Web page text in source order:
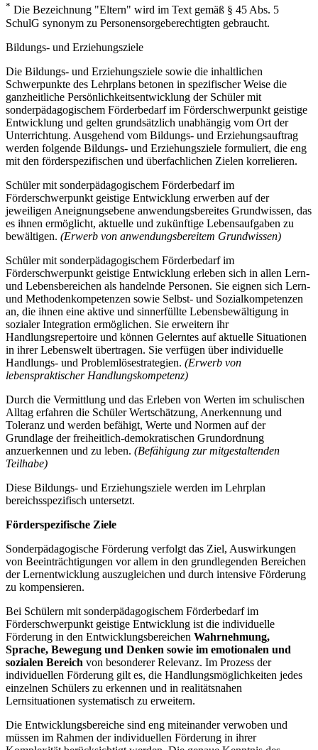
* Die Bezeichnung "Eltern" wird im Text gemäß § 45 Abs. 5
SchulG synonym zu Personensorgeberechtigten gebraucht.
Bildungs- und Erziehungsziele
Die Bildungs- und Erziehungsziele sowie die inhaltlichen
Schwerpunkte des Lehrplans betonen in spezifischer Weise die
ganzheitliche Persönlichkeitsentwicklung der Schüler mit
sonderpädagogischem Förderbedarf im Förderschwerpunkt geistige
Entwicklung und gelten grundsätzlich unabhängig vom Ort der
Unterrichtung. Ausgehend vom Bildungs- und Erziehungsauftrag
werden folgende Bildungs- und Erziehungsziele formuliert, die eng
mit den förderspezifischen und überfachlichen Zielen korrelieren.
Schüler mit sonderpädagogischem Förderbedarf im
Förderschwerpunkt geistige Entwicklung erwerben auf der
jeweiligen Aneignungsebene anwendungsbereites Grundwissen, das
es ihnen ermöglicht, aktuelle und zukünftige Lebensaufgaben zu
bewältigen. (Erwerb von anwendungsbereitem Grundwissen)
Schüler mit sonderpädagogischem Förderbedarf im
Förderschwerpunkt geistige Entwicklung erleben sich in allen Lern-
und Lebensbereichen als handelnde Personen. Sie eignen sich Lern-
und Methodenkompetenzen sowie Selbst- und Sozialkompetenzen
an, die ihnen eine aktive und sinnerfüllte Lebensbewältigung in
sozialer Integration ermöglichen. Sie erweitern ihr
Handlungsrepertoire und können Gelerntes auf aktuelle Situationen
in ihrer Lebenswelt übertragen. Sie verfügen über individuelle
Handlungs- und Problemlösestrategien. (Erwerb von
lebenspraktischer Handlungskompetenz)
Durch die Vermittlung und das Erleben von Werten im schulischen
Alltag erfahren die Schüler Wertschätzung, Anerkennung und
Toleranz und werden befähigt, Werte und Normen auf der
Grundlage der freiheitlich-demokratischen Grundordnung
anzuerkennen und zu leben. (Befähigung zur mitgestaltenden
Teilhabe)
Diese Bildungs- und Erziehungsziele werden im Lehrplan
bereichsspezifisch untersetzt.
Förderspezifische Ziele
Sonderpädagogische Förderung verfolgt das Ziel, Auswirkungen
von Beeinträchtigungen vor allem in den grundlegenden Bereichen
der Lernentwicklung auszugleichen und durch intensive Förderung
zu kompensieren.
Bei Schülern mit sonderpädagogischem Förderbedarf im
Förderschwerpunkt geistige Entwicklung ist die individuelle
Förderung in den Entwicklungsbereichen Wahrnehmung,
Sprache, Bewegung und Denken sowie im emotionalen und
sozialen Bereich von besonderer Relevanz. Im Prozess der
individuellen Förderung gilt es, die Handlungsmöglichkeiten jedes
einzelnen Schülers zu erkennen und in realitätsnahen
Lernsituationen systematisch zu erweitern.
Die Entwicklungsbereiche sind eng miteinander verwoben und
müssen im Rahmen der individuellen Förderung in ihrer